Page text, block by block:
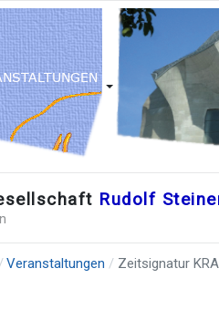
Rudolf
Veranstaltungen Zeitsignatur